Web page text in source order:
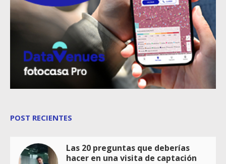
POST RECIENTES
Las 20 preguntas que deberías
hacer en una visita de captación